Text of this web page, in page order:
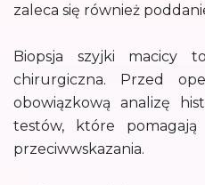
zaleca się również
Biopsja szyjki macicy
chirurgiczna. Przed
obowiązkową analizę
testów, które pomagają
przeciwwskazania.